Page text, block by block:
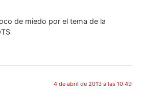
de miedo por el tema de la
4 de abril de 2013 a las 10:49